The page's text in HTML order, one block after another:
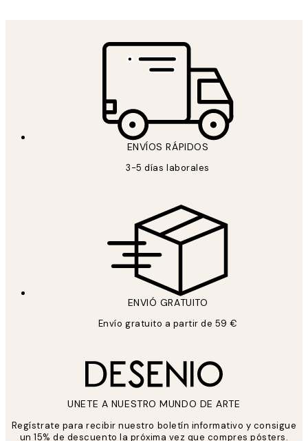
ENVÍOS RÁPIDOS
3-5 días laborales
ENVIÓ GRATUITO
Envío gratuito a partir de 59 €
UNETE A NUESTRO MUNDO DE ARTE
Regístrate para recibir nuestro boletín informativo y consigue
un 15% de descuento la próxima vez que compres pósters.